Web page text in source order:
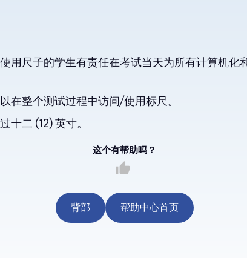
用尺子的学生有责任在考试当天为所有计算机化
在整个测试过程中访问/使用标尺。
十二 (12) 英寸。
这个有帮助吗？
thumb_up
背部 帮助中心首页